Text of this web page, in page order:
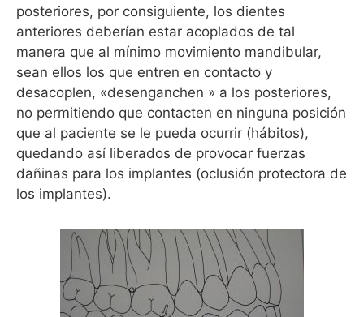
posteriores, por consiguiente, los dientes
anteriores deberían estar acoplados de tal
manera que al mínimo movimiento mandibular,
sean ellos los que entren en contacto y
desacoplen, «desenganchen » a los posteriores,
no permitiendo que contacten en ninguna posición
que al paciente se le pueda ocurrir (hábitos),
quedando así liberados de provocar fuerzas
dañinas para los implantes (oclusión protectora de
los implantes).